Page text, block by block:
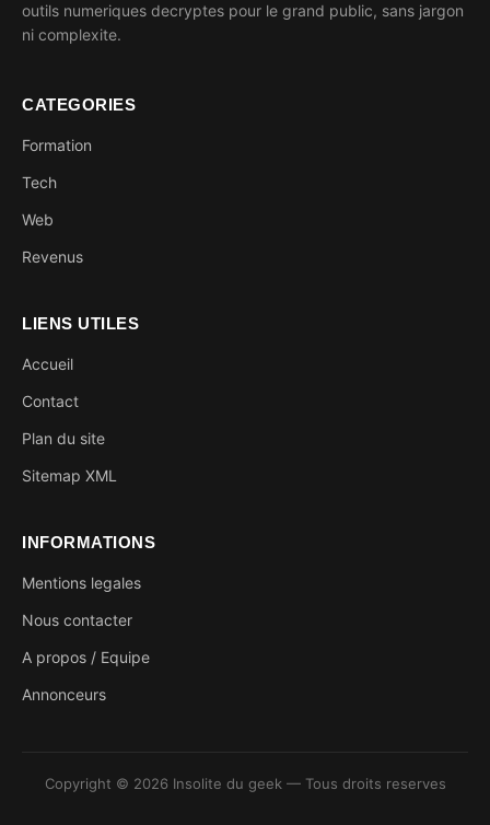
outils numeriques decryptes pour le grand public, sans jargon
ni complexite.
CATEGORIES
Formation
Tech
Web
Revenus
LIENS UTILES
Accueil
Contact
Plan du site
Sitemap XML
INFORMATIONS
Mentions legales
Nous contacter
A propos / Equipe
Annonceurs
Copyright © 2026 Insolite du geek — Tous droits reserves